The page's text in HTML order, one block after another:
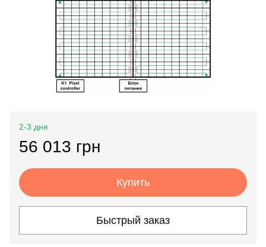
2-3 дня
56 013 грн
Купить
Быстрый заказ